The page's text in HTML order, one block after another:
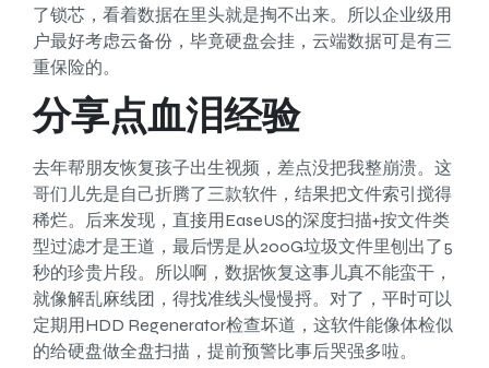
了锁芯，看着数据在里头就是掏不出来。所以企业级用
户最好考虑云备份，毕竟硬盘会挂，云端数据可是有三
重保险的。
分享点血泪经验
去年帮朋友恢复孩子出生视频，差点没把我整崩溃。这
哥们儿先是自己折腾了三款软件，结果把文件索引搅得
稀烂。后来发现，直接用EaseUS的深度扫描+按文件类
型过滤才是王道，最后愣是从200G垃圾文件里刨出了5
秒的珍贵片段。所以啊，数据恢复这事儿真不能蛮干，
就像解乱麻线团，得找准线头慢慢捋。对了，平时可以
定期用HDD Regenerator检查坏道，这软件能像体检似
的给硬盘做全盘扫描，提前预警比事后哭强多啦。